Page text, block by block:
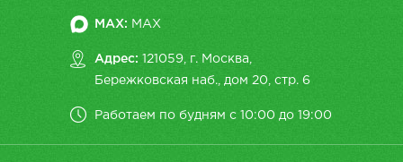
MAX: MAX
Адрес: 121059, г. Москва,
Бережковская наб., дом 20, cтр. 6
Работаем по будням с 10:00 до 19:00